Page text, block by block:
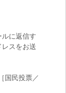
に返信す
スをお送
国民投票／